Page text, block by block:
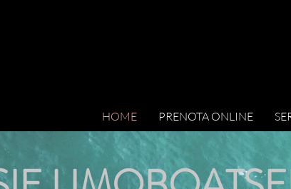
HOME PRENOTA ONLINE